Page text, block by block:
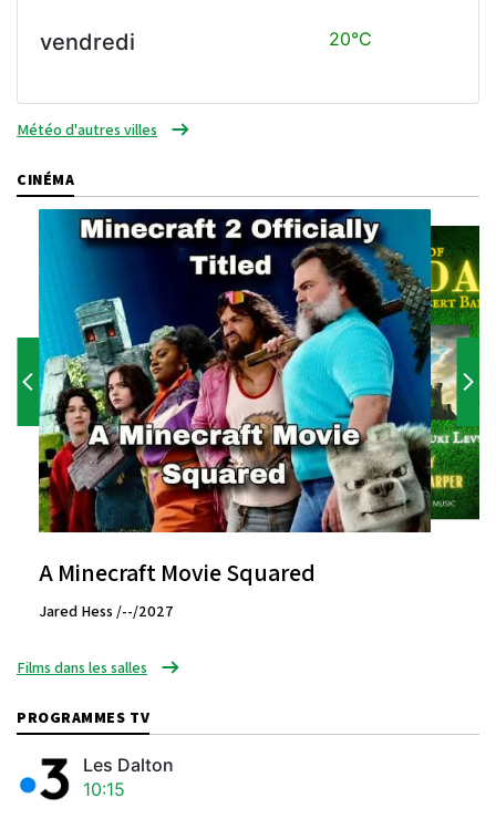
vendredi 20°C
Météo d'autres villes
CINÉMA
A Minecraft Movie Squared
Jared Hess /--/2027
Films dans les salles
PROGRAMMES TV
Les Dalton
10:15